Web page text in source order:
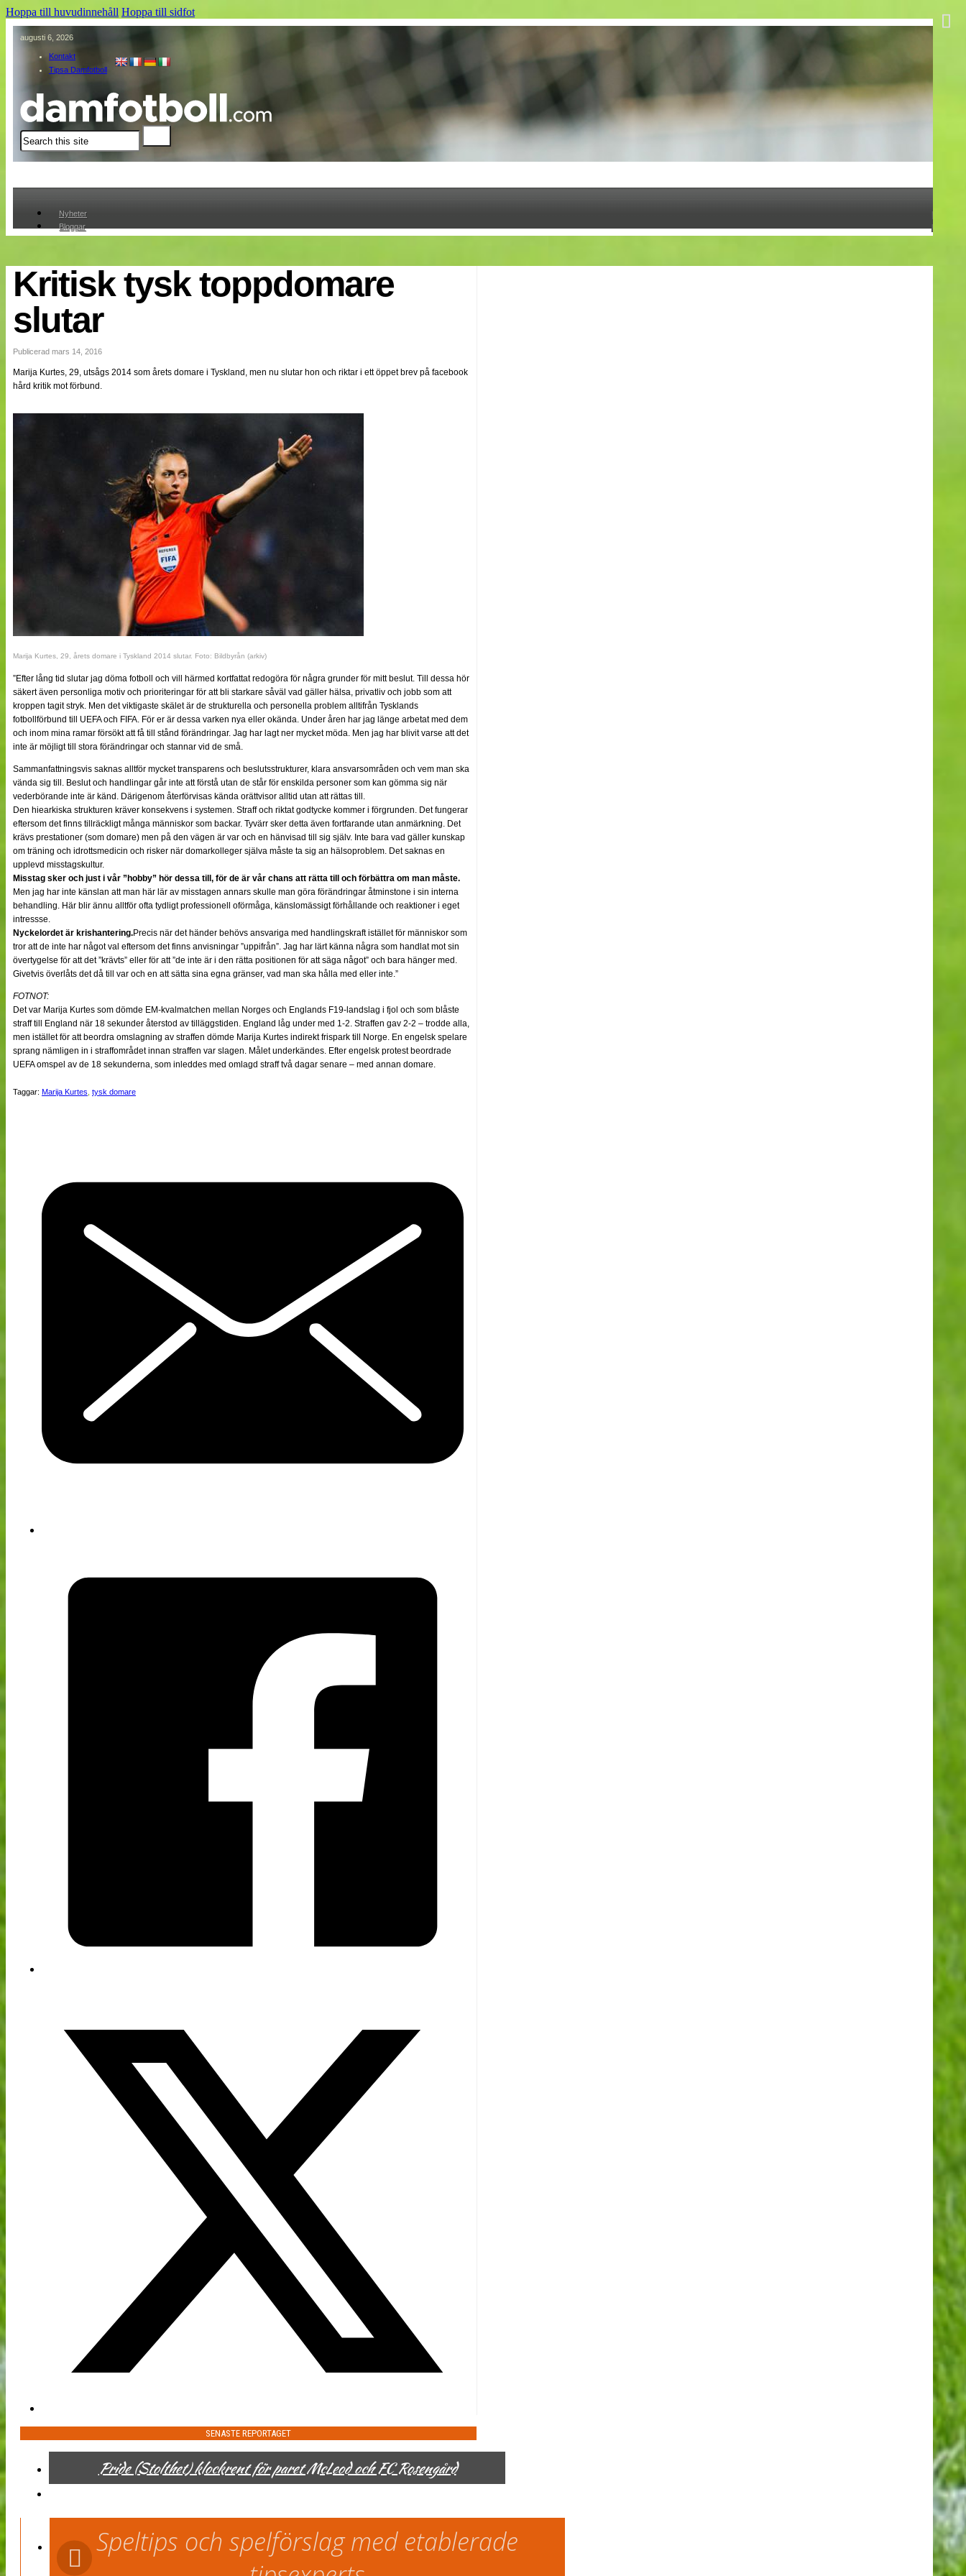
Hoppa till huvudinnehåll Hoppa till sidfot
augusti 6, 2026
Kontakt
Tipsa Damfotboll
Sök
Nyheter
Bloggar
Cuper
Medlemmar
Medlemsbilder
Om oss
NÄTverket
Nyheter
Lagen
Till klubbkassan
Kritisk tysk toppdomare
slutar
Publicerad mars 14, 2016
Marija Kurtes, 29, utsågs 2014 som årets domare i Tyskland, men nu slutar hon och riktar i ett öppet brev på facebook
hård kritik mot förbund.
Marija Kurtes, 29, årets domare i Tyskland 2014 slutar. Foto: Bildbyrån (arkiv)
”Efter lång tid slutar jag döma fotboll och vill härmed kortfattat redogöra för några grunder för mitt beslut. Till dessa hör
säkert även personliga motiv och prioriteringar för att bli starkare såväl vad gäller hälsa, privatliv och jobb som att
kroppen tagit stryk. Men det viktigaste skälet är de strukturella och personella problem alltifrån Tysklands
fotbollförbund till UEFA och FIFA. För er är dessa varken nya eller okända. Under åren har jag länge arbetat med dem
och inom mina ramar försökt att få till stånd förändringar. Jag har lagt ner mycket möda. Men jag har blivit varse att det
inte är möjligt till stora förändringar och stannar vid de små.
Sammanfattningsvis saknas alltför mycket transparens och beslutsstrukturer, klara ansvarsområden och vem man ska
vända sig till. Beslut och handlingar går inte att förstå utan de står för enskilda personer som kan gömma sig när
vederbörande inte är känd. Därigenom återförvisas kända orättvisor alltid utan att rättas till.
Den hiearkiska strukturen kräver konsekvens i systemen. Straff och riktat godtycke kommer i förgrunden. Det fungerar
eftersom det finns tillräckligt många människor som backar. Tyvärr sker detta även fortfarande utan anmärkning. Det
krävs prestationer (som domare) men på den vägen är var och en hänvisad till sig själv. Inte bara vad gäller kunskap
om träning och idrottsmedicin och risker när domarkolleger själva måste ta sig an hälsoproblem. Det saknas en
upplevd misstagskultur.
Misstag sker och just i vår ”hobby” hör dessa till, för de är vår chans att rätta till och förbättra om man måste.
Men jag har inte känslan att man här lär av misstagen annars skulle man göra förändringar åtminstone i sin interna
behandling. Här blir ännu alltför ofta tydligt professionell oförmåga, känslomässigt förhållande och reaktioner i eget
intressse.
Nyckelordet är krishantering.Precis när det händer behövs ansvariga med handlingskraft istället för människor som
tror att de inte har något val eftersom det finns anvisningar ”uppifrån”. Jag har lärt känna några som handlat mot sin
övertygelse för att det ”krävts” eller för att ”de inte är i den rätta positionen för att säga något” och bara hänger med.
Givetvis överlåts det då till var och en att sätta sina egna gränser, vad man ska hålla med eller inte.”
FOTNOT:
Det var Marija Kurtes som dömde EM-kvalmatchen mellan Norges och Englands F19-landslag i fjol och som blåste
straff till England när 18 sekunder återstod av tilläggstiden. England låg under med 1-2. Straffen gav 2-2 – trodde alla,
men istället för att beordra omslagning av straffen dömde Marija Kurtes indirekt frispark till Norge. En engelsk spelare
sprang nämligen in i straffområdet innan straffen var slagen. Målet underkändes. Efter engelsk protest beordrade
UEFA omspel av de 18 sekunderna, som inleddes med omlagd straff två dagar senare – med annan domare.
Taggar: Marija Kurtes tysk domare
SENASTE REPORTAGET
Pride (Stolthet) klockrent för paret McLeod och FC Rosengård
Speltips och spelförslag med etablerade